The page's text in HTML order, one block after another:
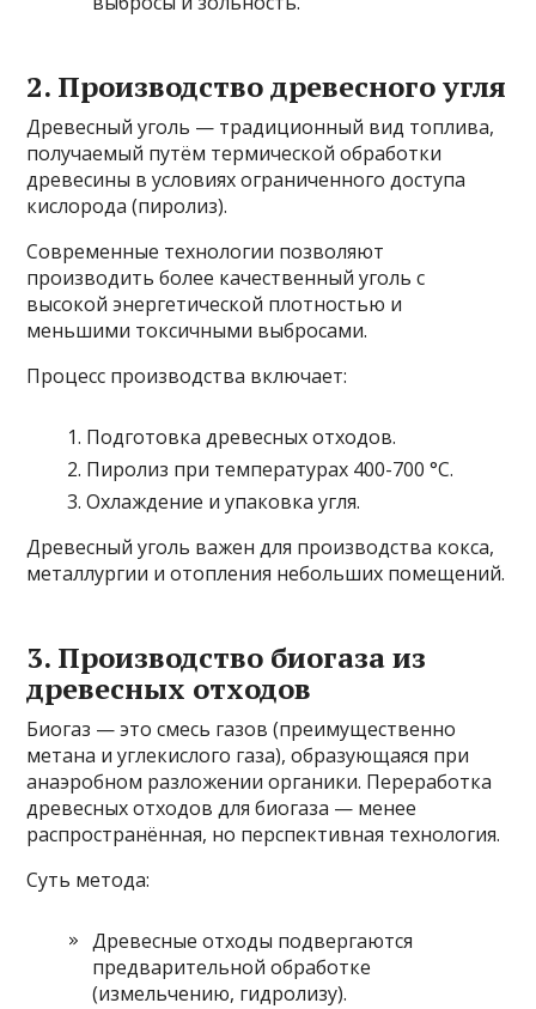
2. Производство древесного угля
Древесный уголь — традиционный вид топлива,
получаемый путём термической обработки
древесины в условиях ограниченного доступа
кислорода (пиролиз).
Современные технологии позволяют
производить более качественный уголь с
высокой энергетической плотностью и
меньшими токсичными выбросами.
Процесс производства включает:
Подготовка древесных отходов.
Пиролиз при температурах 400-700 °C.
Охлаждение и упаковка угля.
Древесный уголь важен для производства кокса,
металлургии и отопления небольших помещений.
3. Производство биогаза из
древесных отходов
Биогаз — это смесь газов (преимущественно
метана и углекислого газа), образующаяся при
анаэробном разложении органики. Переработка
древесных отходов для биогаза — менее
распространённая, но перспективная технология.
Суть метода:
Древесные отходы подвергаются
предварительной обработке
(измельчению, гидролизу).